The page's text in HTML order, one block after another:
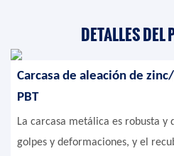
DETALLES DEL
Carcasa de aleación de
PBT
La carcasa metálica es robusta y
golpes y deformaciones, y el